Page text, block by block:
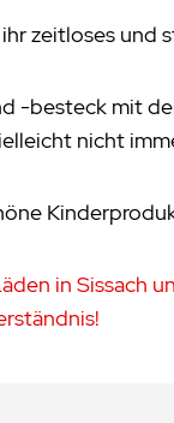
zeitloses und
-besteck mit
nicht
in Sissach